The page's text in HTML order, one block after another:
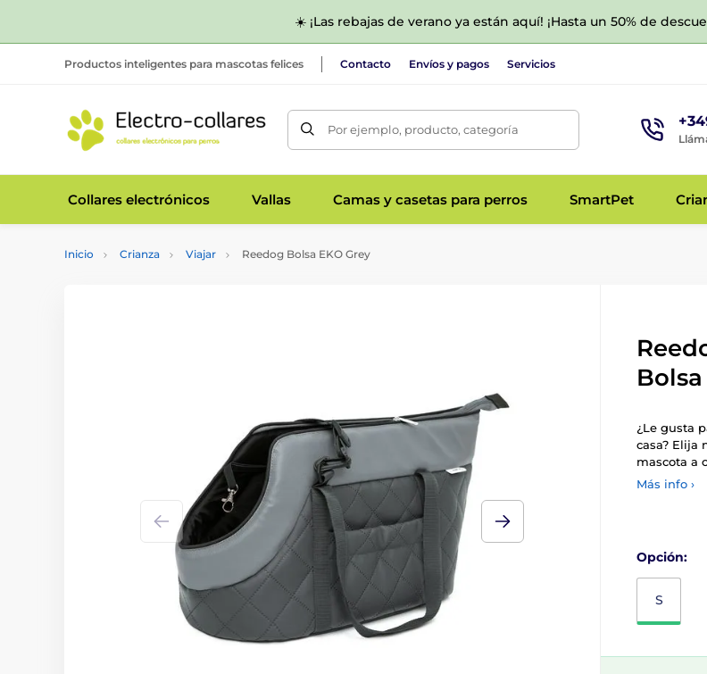
☀️ ¡Las rebajas de verano ya están aquí! ¡Hasta un 50% de
Productos inteligentes para mascotas felices Contacto Envíos y pagos Servicios
Por ejemplo, producto, categoría
Collares electrónicos Vallas Camas y casetas para perros SmartPet
Inicio Crianza Viajar Reedog Bolsa EKO Grey
¿Le gusta
casa? Elija
mascota a
Más info ›
Opción:
S